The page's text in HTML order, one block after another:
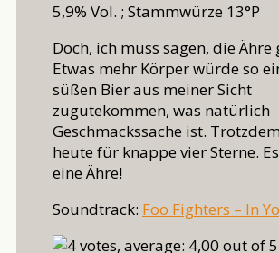
5,9% Vol. ; Stammwürze 13°P
Doch, ich muss sagen, die
Etwas mehr Körper würde so
süßen Bier aus meiner Sicht
zugutekommen, was natürlich
Geschmackssache ist.
heute für knappe vier Sterne.
eine Ähre!
Soundtrack: Foo Fighters – In